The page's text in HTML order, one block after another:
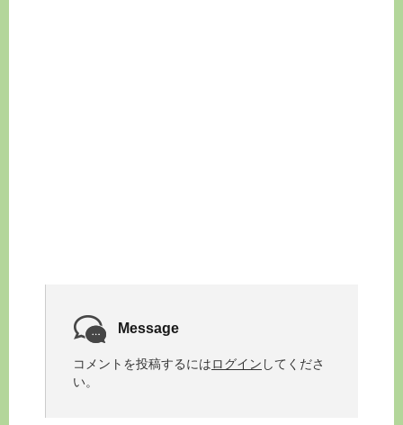
Message
コメントを投稿するにはログイン してくださ
い。